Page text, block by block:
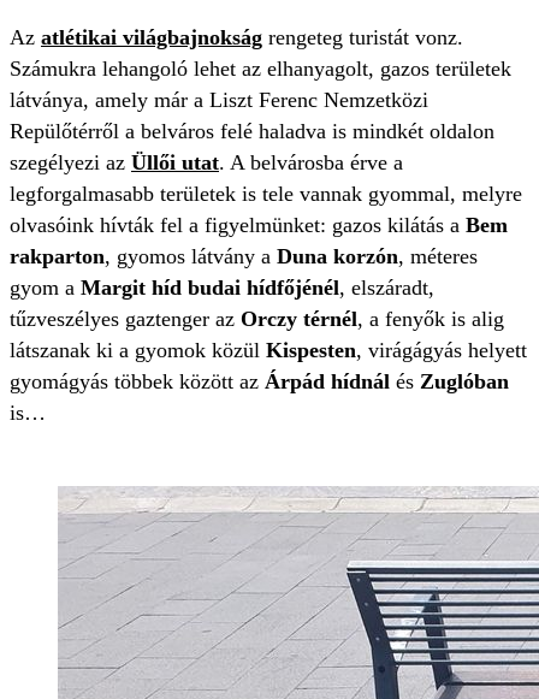
Az atlétikai világbajnokság rengeteg turistát vonz.
Számukra lehangoló lehet az elhanyagolt, gazos területek
látványa, amely már a Liszt Ferenc Nemzetközi
Repülőtérről a belváros felé haladva is mindkét oldalon
szegélyezi az Üllői utat. A belvárosba érve a
legforgalmasabb területek is tele vannak gyommal, melyre
olvasóink hívták fel a figyelmünket: gazos kilátás a Bem
rakparton, gyomos látvány a Duna korzón, méteres
gyom a Margit híd budai hídfőjénél, elszáradt,
tűzveszélyes gaztenger az Orczy térnél, a fenyők is alig
látszanak ki a gyomok közül Kispesten, virágágyás helyett
gyomágyás többek között az Árpád hídnál és Zuglóban
is…